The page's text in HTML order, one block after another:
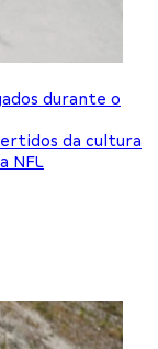
durante o
da cultura
NFL